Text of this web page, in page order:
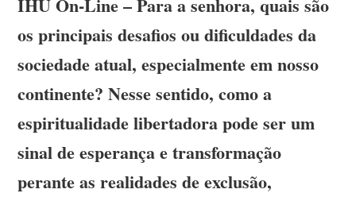
IHU On-Line – Para a senhora, quais são
os principais desafios ou dificuldades da
sociedade atual, especialmente em nosso
continente? Nesse sentido, como a
espiritualidade libertadora pode ser um
sinal de esperança e transformação
perante as realidades de exclusão,